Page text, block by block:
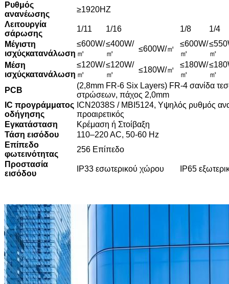
Ρυθμός
ανανέωσης
≥1920HZ
Λειτουργία
σάρωσης
1/11 1/16 1/8
1/4
Μέγιστη
ισχύςκατανάλωση
≤600W/
㎡
≤400W/
㎡
≤600W/㎡
≤600W/
㎡
㎡
Μέση
ισχύςκατανάλωση
≤120W/
㎡
≤120W/
㎡
≤180W/㎡
≤180W/
㎡
㎡
PCB
(2,8mm FR-6 Six Layers) FR-4 σανίδα
στρώσεων, πάχος 2,0mm
IC προγράμματος
οδήγησης
ICN2038S / MBI5124, Υψηλός ρυθμός
προαιρετικός
Εγκατάσταση
Κρέμαση ή Στοίβαξη
Τάση εισόδου
110–220 AC, 50-60 Hz
Επίπεδο
φωτεινότητας
256 Επίπεδο
Προστασία
εισόδου
IP33 εσωτερικού χώρου IP65